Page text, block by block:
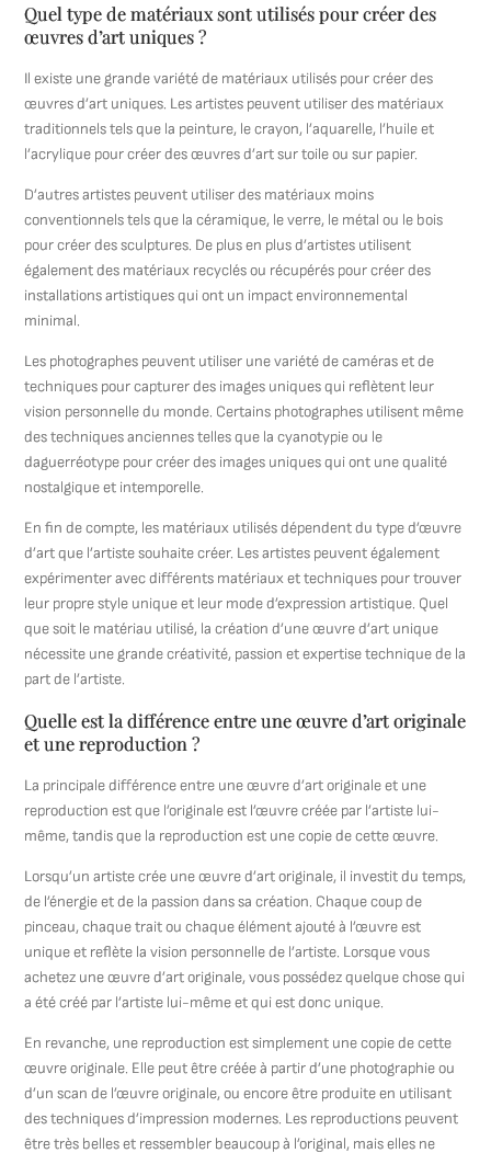
Quel type de matériaux sont utilisés pour créer des
œuvres d’art uniques ?
Il existe une grande variété de matériaux utilisés pour créer des
œuvres d’art uniques. Les artistes peuvent utiliser des matériaux
traditionnels tels que la peinture, le crayon, l’aquarelle, l’huile et
l’acrylique pour créer des œuvres d’art sur toile ou sur papier.
D’autres artistes peuvent utiliser des matériaux moins
conventionnels tels que la céramique, le verre, le métal ou le bois
pour créer des sculptures. De plus en plus d’artistes utilisent
également des matériaux recyclés ou récupérés pour créer des
installations artistiques qui ont un impact environnemental
minimal.
Les photographes peuvent utiliser une variété de caméras et de
techniques pour capturer des images uniques qui reflètent leur
vision personnelle du monde. Certains photographes utilisent même
des techniques anciennes telles que la cyanotypie ou le
daguerréotype pour créer des images uniques qui ont une qualité
nostalgique et intemporelle.
En fin de compte, les matériaux utilisés dépendent du type d’œuvre
d’art que l’artiste souhaite créer. Les artistes peuvent également
expérimenter avec différents matériaux et techniques pour trouver
leur propre style unique et leur mode d’expression artistique. Quel
que soit le matériau utilisé, la création d’une œuvre d’art unique
nécessite une grande créativité, passion et expertise technique de la
part de l’artiste.
Quelle est la différence entre une œuvre d’art originale
et une reproduction ?
La principale différence entre une œuvre d’art originale et une
reproduction est que l’originale est l’œuvre créée par l’artiste lui-
même, tandis que la reproduction est une copie de cette œuvre.
Lorsqu’un artiste crée une œuvre d’art originale, il investit du temps,
de l’énergie et de la passion dans sa création. Chaque coup de
pinceau, chaque trait ou chaque élément ajouté à l’œuvre est
unique et reflète la vision personnelle de l’artiste. Lorsque vous
achetez une œuvre d’art originale, vous possédez quelque chose qui
a été créé par l’artiste lui-même et qui est donc unique.
En revanche, une reproduction est simplement une copie de cette
œuvre originale. Elle peut être créée à partir d’une photographie ou
d’un scan de l’œuvre originale, ou encore être produite en utilisant
des techniques d’impression modernes. Les reproductions peuvent
être très belles et ressembler beaucoup à l’original, mais elles ne